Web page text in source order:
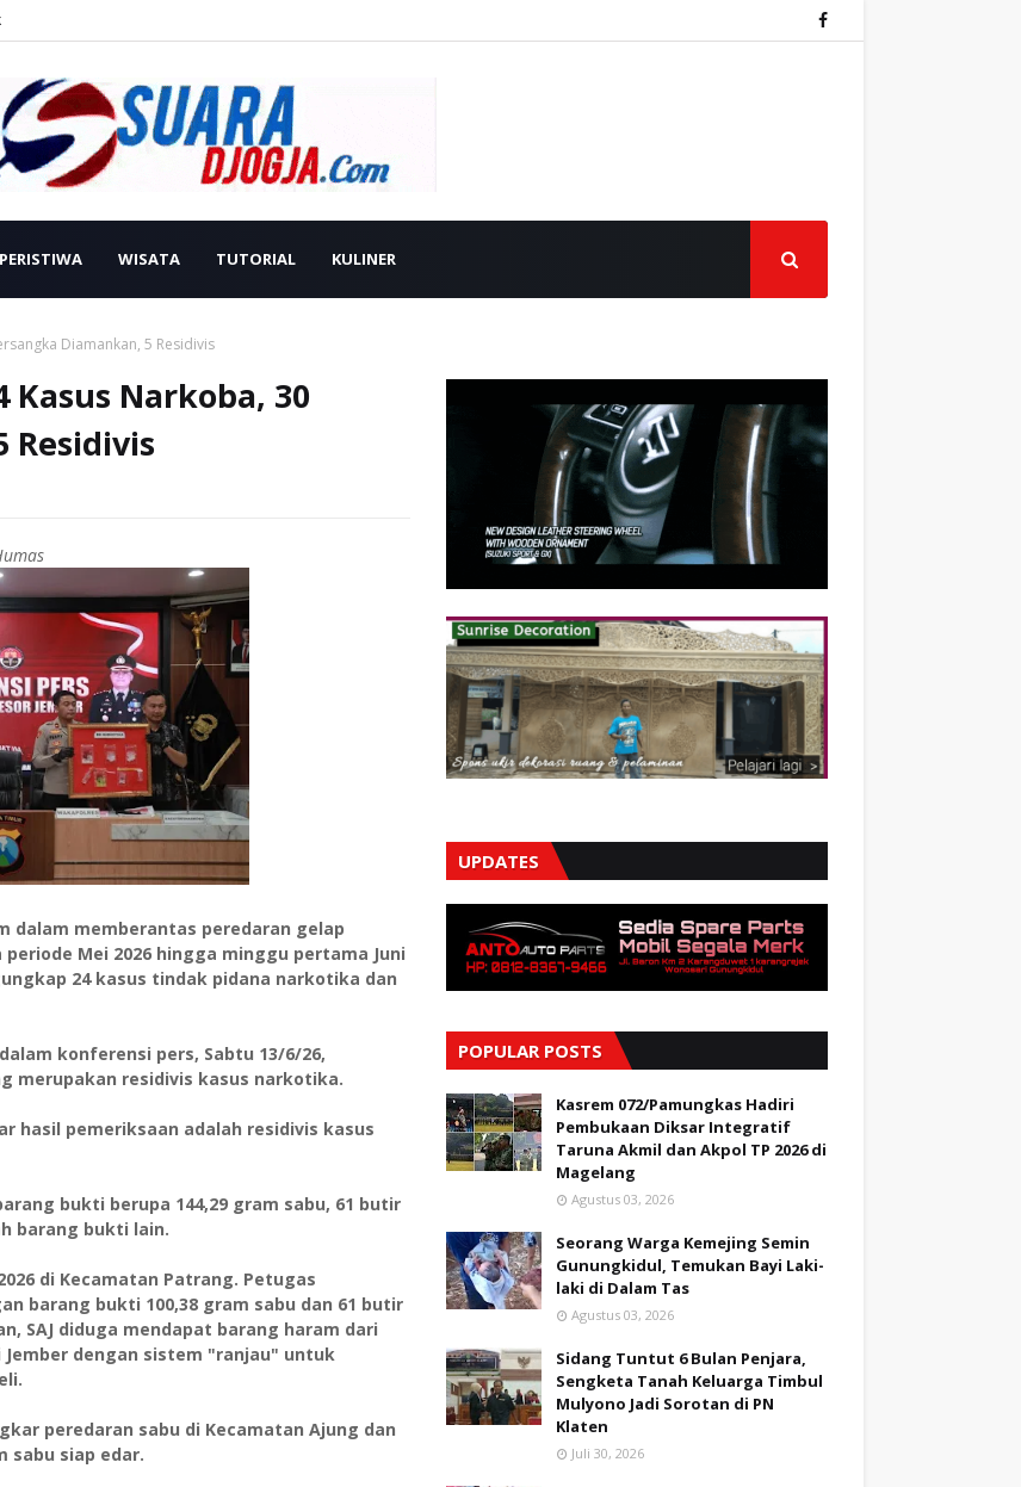
PERISTIWA WISATA TUTORIAL KULINER
Diamankan, 5 Residivis
Kasus Narkoba, 30
Residivis
dalam memberantas peredaran gelap
Mei 2026 hingga minggu pertama Juni
24 kasus tindak pidana narkotika dan
konferensi pers, Sabtu 13/6/26,
merupakan residivis kasus narkotika.
hasil pemeriksaan adalah residivis kasus
bukti berupa 144,29 gram sabu, 61 butir
barang bukti lain.
di Kecamatan Patrang. Petugas
barang bukti 100,38 gram sabu dan 61 butir
SAJ diduga mendapat barang haram dari
dengan sistem "ranjau" untuk
peredaran sabu di Kecamatan Ajung dan
sabu siap edar.
UPDATES
POPULAR POSTS
Kasrem 072/Pamungkas Hadiri
Pembukaan Diksar Integratif
Taruna Akmil dan Akpol TP 2026 di
Magelang
Agustus 03, 2026
Seorang Warga Kemejing Semin
Gunungkidul, Temukan Bayi Laki-
laki di Dalam Tas
Agustus 03, 2026
Sidang Tuntut 6 Bulan Penjara,
Sengketa Tanah Keluarga Timbul
Mulyono Jadi Sorotan di PN
Klaten
Juli 30, 2026